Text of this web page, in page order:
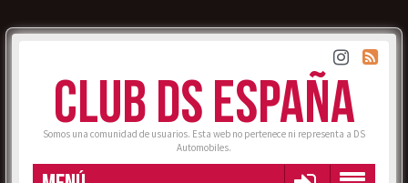
CLUB DS ESPAÑA
Somos una comunidad de usuarios. Esta web no pertenece ni representa a DS
Automobiles.